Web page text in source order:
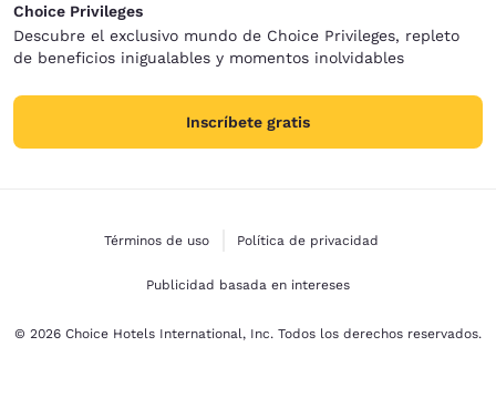
Choice Privileges
Descubre el exclusivo mundo de Choice Privileges, repleto
de beneficios inigualables y momentos inolvidables
Inscríbete gratis
Términos de uso Política de privacidad
Publicidad basada en intereses
© 2026 Choice Hotels International, Inc. Todos los derechos reservados.